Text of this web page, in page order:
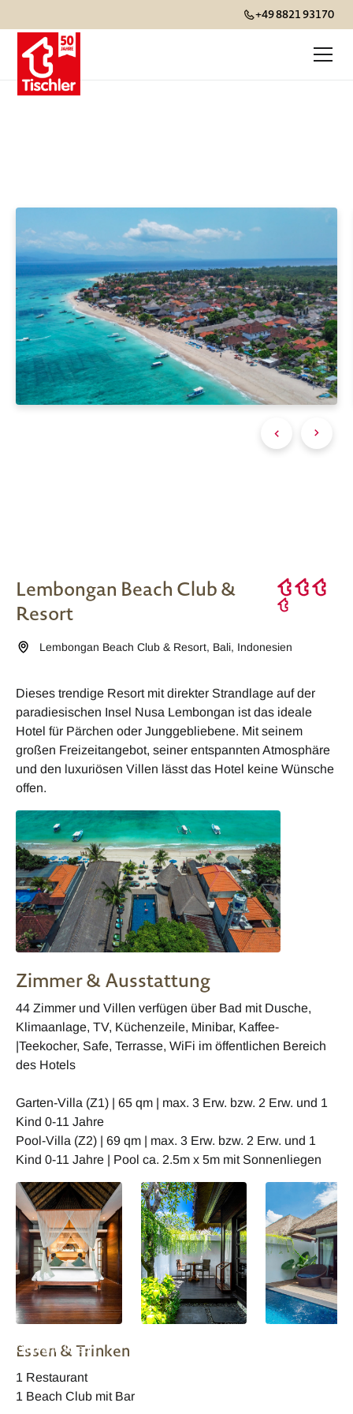
+49 8821 93170
Lembongan Beach Club &
Resort
Lembongan Beach Club & Resort, Bali, Indonesien
Dieses trendige Resort mit direkter Strandlage auf der
paradiesischen Insel Nusa Lembongan ist das ideale
Hotel für Pärchen oder Junggebliebene. Mit seinem
großen Freizeitangebot, seiner entspannten Atmosphäre
und den luxuriösen Villen lässt das Hotel keine Wünsche
offen.
Zimmer & Ausstattung
44 Zimmer und Villen verfügen über Bad mit Dusche,
Klimaanlage, TV, Küchenzeile, Minibar, Kaffee-
|Teekocher, Safe, Terrasse, WiFi im öffentlichen Bereich
des Hotels
Garten-Villa (Z1) | 65 qm | max. 3 Erw. bzw. 2 Erw. und 1
Kind 0-11 Jahre
Pool-Villa (Z2) | 69 qm | max. 3 Erw. bzw. 2 Erw. und 1
Kind 0-11 Jahre | Pool ca. 2.5m x 5m mit Sonnenliegen
Club and Resort
Essen & Trinken
1 Restaurant
1 Beach Club mit Bar